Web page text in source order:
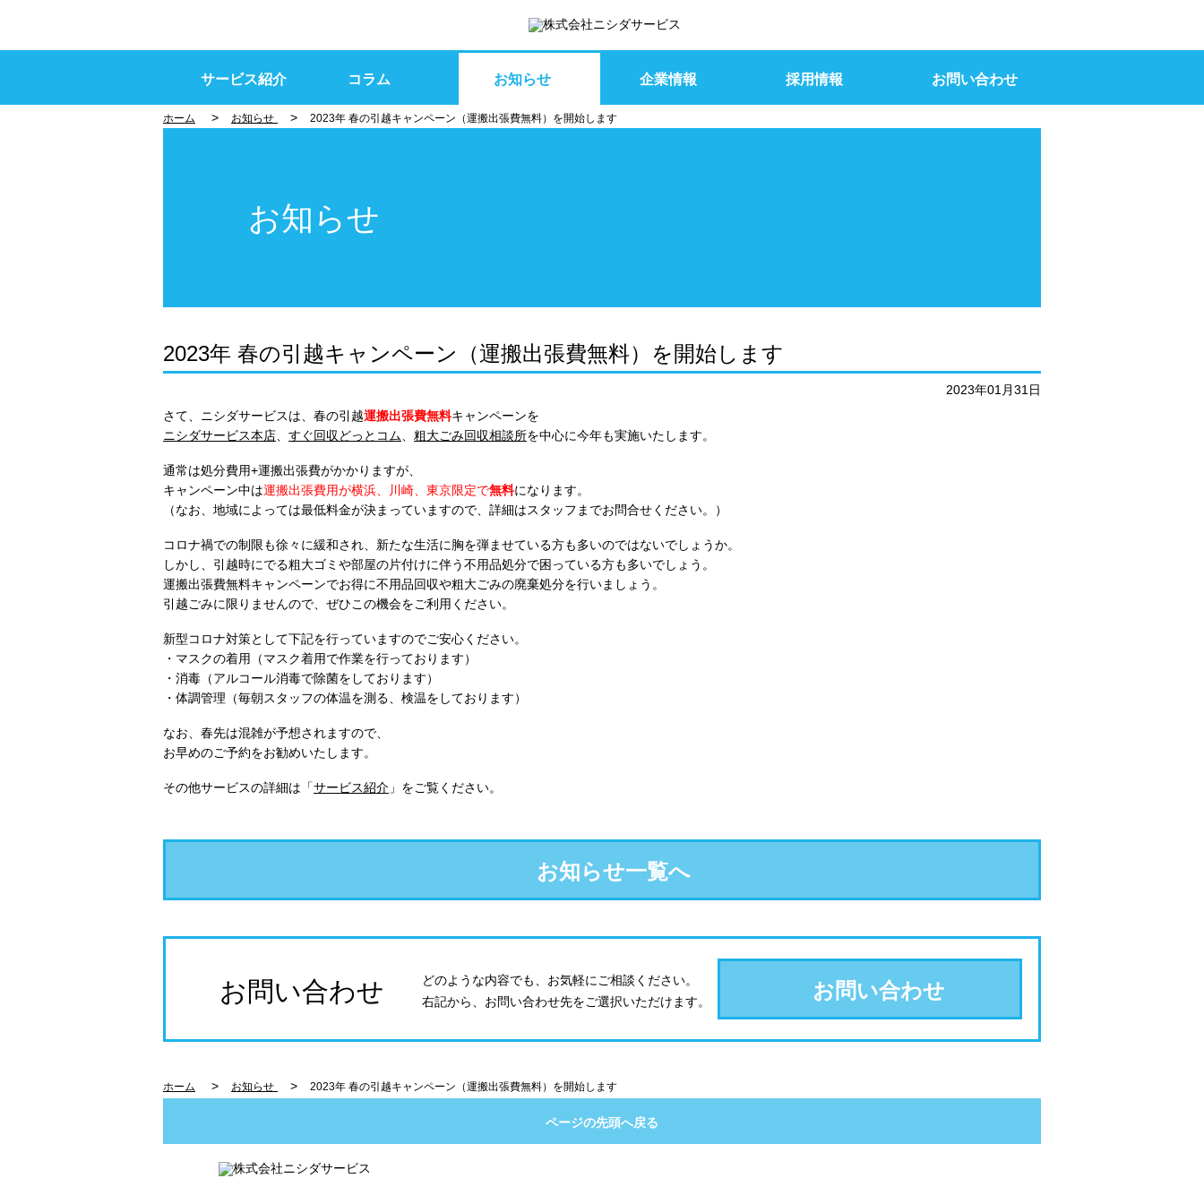
サービス紹介 コラム お知らせ 企業情報 採用情報 お問い合わせ
ホーム > お知らせ > 2023年 春の引越キャンペーン（運搬出張費無料）を開始します
お知らせ
2023年 春の引越キャンペーン（運搬出張費無料）を開始します
2023年01月31日
さて、ニシダサービスは、春の引越運搬出張費無料キャンペーンを
ニシダサービス本店
すぐ回収どっとコム 粗大ごみ回収相談所を中心に今年も実施いたします。
通常は処分費用+運搬出張費がかかりますが、
キャンペーン中は運搬出張費用が横浜、川崎、東京限定で無料になります。
（なお、地域によっては最低料金が決まっていますので、詳細はスタッフまでお問合せください。）
コロナ禍での制限も徐々に緩和され、新たな生活に胸を弾ませている方も多いのではないでしょうか。
しかし、引越時にでる粗大ゴミや部屋の片付けに伴う不用品処分で困っている方も多いでしょう。
運搬出張費無料キャンペーンでお得に不用品回収や粗大ごみの廃棄処分を行いましょう。
引越ごみに限りませんので、ぜひこの機会をご利用ください。
新型コロナ対策として下記を行っていますのでご安心ください。
・マスクの着用（マスク着用で作業を行っております）
・消毒（アルコール消毒で除菌をしております）
・体調管理（毎朝スタッフの体温を測る、検温をしております）
なお、春先は混雑が予想されますので、
お早めのご予約をお勧めいたします。
その他サービスの詳細は「サービス紹介 」をご覧ください。
お知らせ一覧へ
お問い合わせ
どのような内容でも、お気軽にご相談ください。
お問い合わせ先をご選択いただけます。
お問い合わせ
ホーム > お知らせ > 2023年 春の引越キャンペーン（運搬出張費無料）を開始します
ページの先頭へ戻る